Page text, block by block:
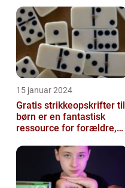
overveje
15 januar 2024
Gratis strikkeopskrifter til
børn er en fantastisk
ressource for forældre,
st...